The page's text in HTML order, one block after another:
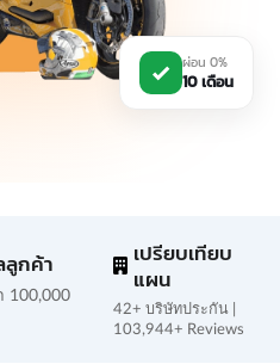
ผ่อน 0%
10 เดือน
กค้า
100,000
เปรียบเทียบ
แผน
42+ บริษัทประกัน |
103,944+ Reviews